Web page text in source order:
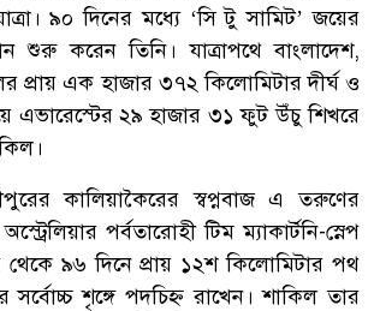
৯০ দিনের মধ্যে ‘সি টু সামিট’ জয়ের
শুরু করেন তিনি। যাত্রাপথে বাংলাদেশ,
প্রায় এক হাজার ৩৭২ কিলোমিটার দীর্ঘ ও
এভারেস্টের ২৯ হাজার ৩১ ফুট উঁচু শিখরে
কালিয়াকৈরের স্বপ্নবাজ এ তরুণের
পর্বতারোহী টিম ম্যাকার্টনি-স্নেপ
থেকে ৯৬ দিনে প্রায় ১২শ কিলোমিটার পথ
সর্বোচ্চ শৃঙ্গে পদচিহ্ন রাখেন। শাকিল তার